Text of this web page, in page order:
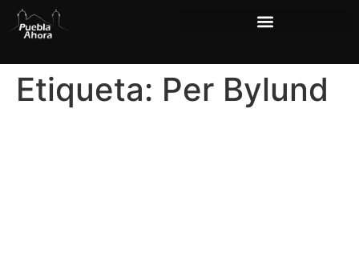
Etiqueta: Per Bylund